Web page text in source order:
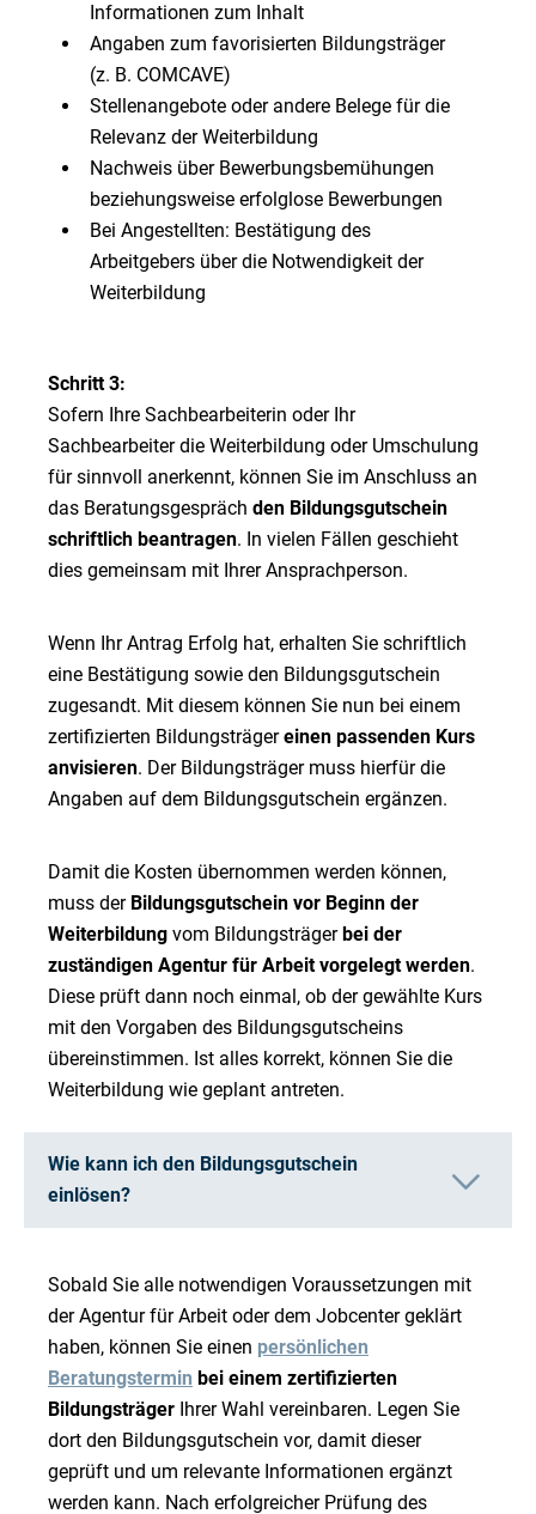
Informationen zum Inhalt
Angaben zum favorisierten Bildungsträger
(z. B. COMCAVE)
Stellenangebote oder andere Belege für die
Relevanz der Weiterbildung
Nachweis über Bewerbungsbemühungen
beziehungsweise erfolglose Bewerbungen
Bei Angestellten: Bestätigung des
Arbeitgebers über die Notwendigkeit der
Weiterbildung
Schritt 3:
Sofern Ihre Sachbearbeiterin oder Ihr
Sachbearbeiter die Weiterbildung oder Umschulung
für sinnvoll anerkennt, können Sie im Anschluss an
das Beratungsgespräch den Bildungsgutschein
schriftlich beantragen. In vielen Fällen geschieht
dies gemeinsam mit Ihrer Ansprachperson.
Wenn Ihr Antrag Erfolg hat, erhalten Sie schriftlich
eine Bestätigung sowie den Bildungsgutschein
zugesandt. Mit diesem können Sie nun bei einem
zertifizierten Bildungsträgereinen passenden Kurs
anvisieren. Der Bildungsträger muss hierfür die
Angaben auf dem Bildungsgutschein ergänzen.
Damit die Kosten übernommen werden können,
muss derBildungsgutschein vor Beginn der
Weiterbildung vom Bildungsträgerbei der
zuständigen Agentur für Arbeit vorgelegt werden.
Diese prüft dann noch einmal, ob der gewählte Kurs
mit den Vorgaben des Bildungsgutscheins
übereinstimmen. Ist alles korrekt, können Sie die
Weiterbildung wie geplant antreten.
Wie kann ich den Bildungsgutschein
einlösen?
Sobald Sie alle notwendigen Voraussetzungen mit
der Agentur für Arbeit oder dem Jobcenter geklärt
haben, können Sie einen persönlichen
Beratungstermin bei einem zertifizierten
Bildungsträger Ihrer Wahl vereinbaren. Legen Sie
dort den Bildungsgutschein vor, damit dieser
geprüft und um relevante Informationen ergänzt
werden kann. Nach erfolgreicher Prüfung des